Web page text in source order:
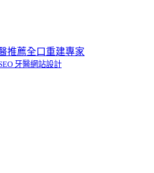
推薦全口重建專家
牙醫網站設計